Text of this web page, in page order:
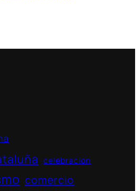
celebracion
comercio